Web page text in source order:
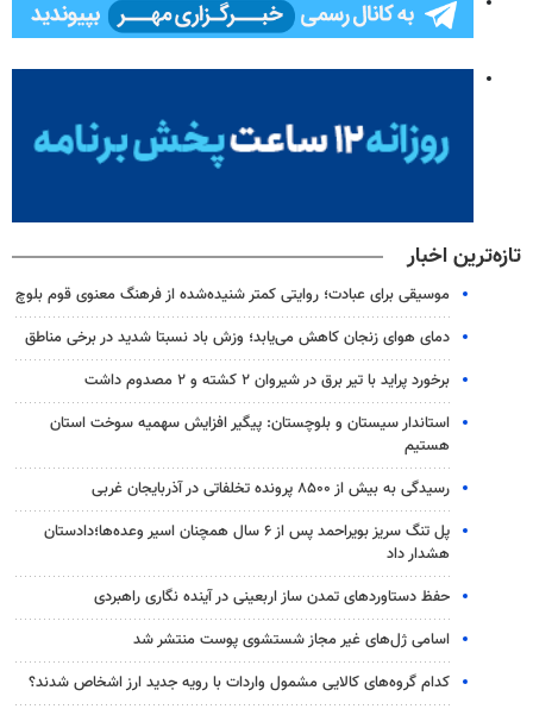
تازه‌ترین اخبار
موسیقی برای عبادت؛ روایتی کمتر شنیده‌شده از فرهنگ معنوی قوم بلوچ
دمای هوای زنجان کاهش می‌یابد؛ وزش باد نسبتا شدید در برخی مناطق
برخورد پراید با تیر برق در شیروان ۲ کشته و ۲ مصدوم داشت
استاندار سیستان و بلوچستان: پیگیر افزایش سهمیه سوخت استان
هستیم
رسیدگی به بیش از ۸۵۰۰ پرونده تخلفاتی در آذربایجان غربی
پل تنگ سریز بویراحمد پس از ۶ سال همچنان اسیر وعده‌ها؛دادستان
هشدار داد
حفظ دستاوردهای تمدن ساز اربعینی در آینده نگاری راهبردی
اسامی ژل‌های غیر مجاز شستشوی پوست منتشر شد
کدام گروه‌های کالایی مشمول واردات با رویه جدید ارز اشخاص شدند؟